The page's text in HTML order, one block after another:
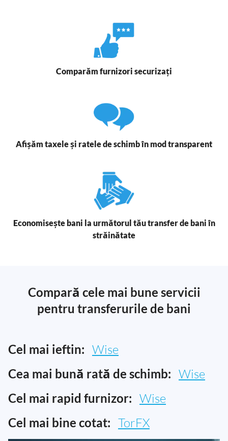
Comparăm furnizori securizați
Afișăm taxele și ratele de schimb în mod transparent
Economisește bani la următorul tău transfer de bani în
străinătate
Compară cele mai bune servicii
pentru transferurile de bani
Cel mai ieftin: Wise
Cea mai bună rată de schimb: Wise
Cel mai rapid furnizor: Wise
Cel mai bine cotat: TorFX